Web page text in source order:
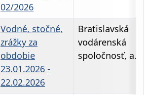
02/2026
Vodné, stočné,
zrážky za
obdobie
23.01.2026 -
22.02.2026
Bratislavská
vodárenská
spoločnosť, a.s.